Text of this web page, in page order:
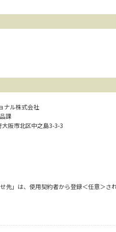
ナル株式会社
課
阪市北区中之島3-3-3
先」は、使用契約者から登録＜任意＞さ